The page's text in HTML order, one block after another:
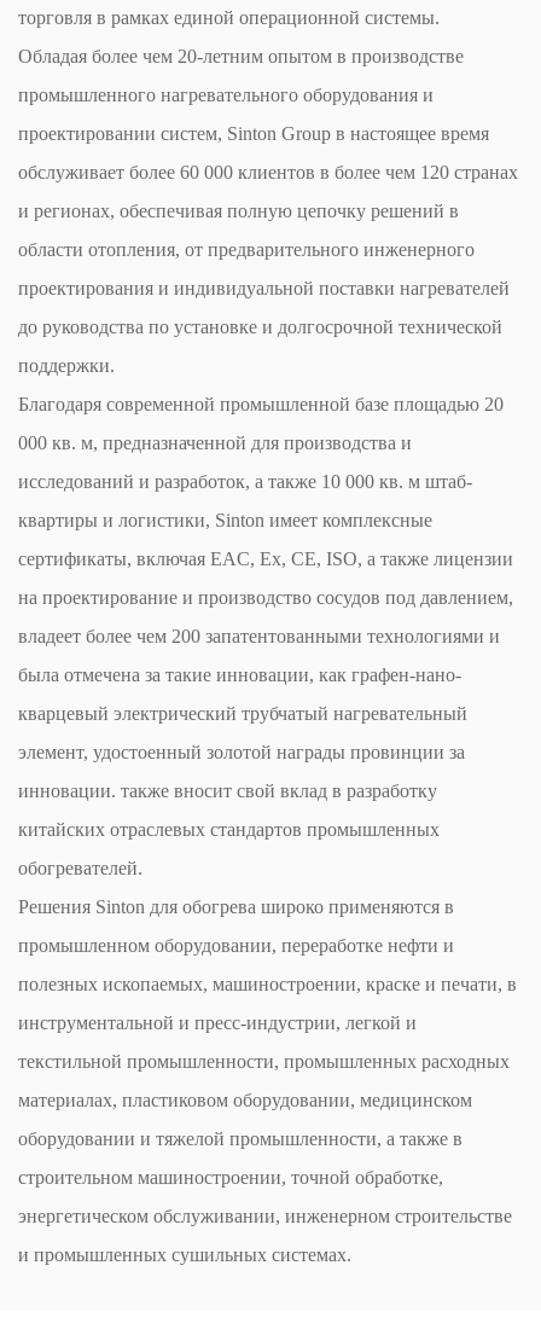
торговля в рамках единой операционной системы.
Обладая более чем 20-летним опытом в производстве
промышленного нагревательного оборудования и
проектировании систем, Sinton Group в настоящее время
обслуживает более 60 000 клиентов в более чем 120 странах
и регионах, обеспечивая полную цепочку решений в
области отопления, от предварительного инженерного
проектирования и индивидуальной поставки нагревателей
до руководства по установке и долгосрочной технической
поддержки.
Благодаря современной промышленной базе площадью 20
000 кв. м, предназначенной для производства и
исследований и разработок, а также 10 000 кв. м штаб-
квартиры и логистики, Sinton имеет комплексные
сертификаты, включая EAC, Ex, CE, ISO, а также лицензии
на проектирование и производство сосудов под давлением,
владеет более чем 200 запатентованными технологиями и
была отмечена за такие инновации, как графен-нано-
кварцевый электрический трубчатый нагревательный
элемент, удостоенный золотой награды провинции за
инновации. также вносит свой вклад в разработку
китайских отраслевых стандартов промышленных
обогревателей.
Решения Sinton для обогрева широко применяются в
промышленном оборудовании, переработке нефти и
полезных ископаемых, машиностроении, краске и печати, в
инструментальной и пресс-индустрии, легкой и
текстильной промышленности, промышленных расходных
материалах, пластиковом оборудовании, медицинском
оборудовании и тяжелой промышленности, а также в
строительном машиностроении, точной обработке,
энергетическом обслуживании, инженерном строительстве
и промышленных сушильных системах.